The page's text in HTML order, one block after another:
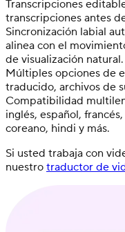
Transcripciones
transcripciones antes
Sincronización labial
alinea con el
de visualización natural.
Múltiples opciones de
traducido, archivos de
Compatibilidad
inglés, español,
coreano, hindi y más.
Si usted trabaja con
nuestro traductor de